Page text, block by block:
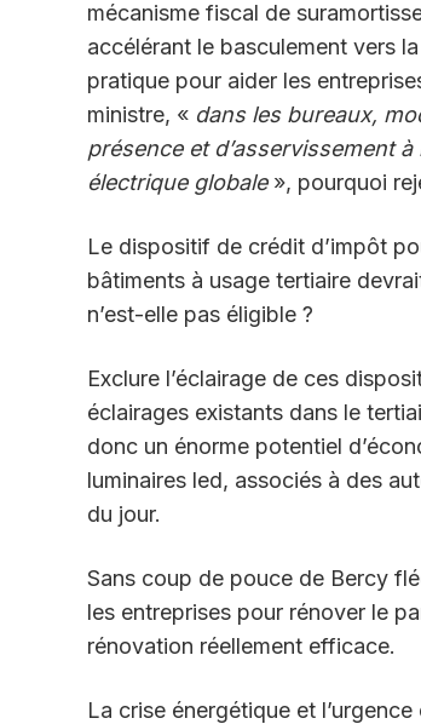
mécanisme fiscal de
accélérant le basculement vers
pratique pour aider les
ministre, « dans les bureaux,
présence et d’asservissement
électrique globale », pourquoi
Le dispositif de crédit d’impôt
bâtiments à usage tertiaire
n’est-elle pas éligible ?
Exclure l’éclairage de ces
éclairages existants dans le
donc un énorme potentiel
luminaires led, associés à des
du jour.
Sans coup de pouce de Bercy
les entreprises pour rénover le
rénovation réellement efficace.
La crise énergétique et